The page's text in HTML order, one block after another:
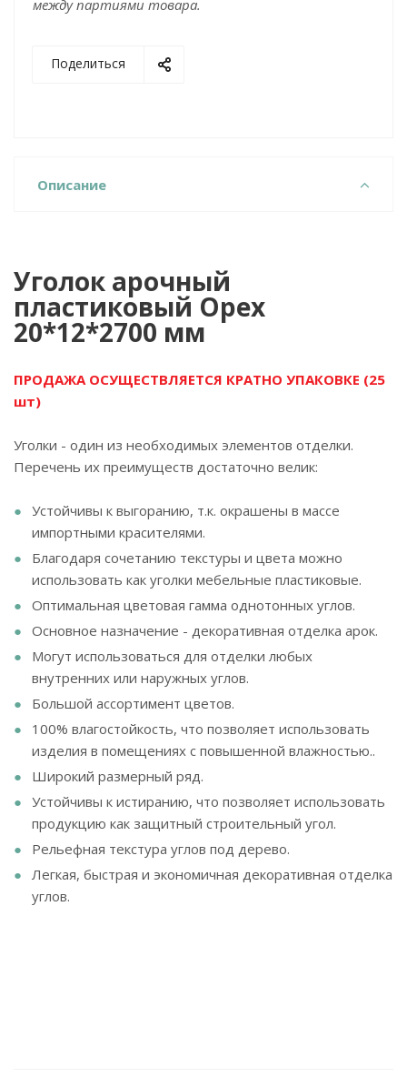
между партиями товара.
Поделиться
Описание
Уголок арочный
пластиковый Орех
20*12*2700 мм
ПРОДАЖА ОСУЩЕСТВЛЯЕТСЯ КРАТНО УПАКОВКЕ (25
шт)
Уголки - один из необходимых элементов отделки.
Перечень их преимуществ достаточно велик:
Устойчивы к выгоранию, т.к. окрашены в массе
импортными красителями.
Благодаря сочетанию текстуры и цвета можно
использовать как уголки мебельные пластиковые.
Оптимальная цветовая гамма однотонных углов.
Основное назначение - декоративная отделка арок.
Могут использоваться для отделки любых
внутренних или наружных углов.
Большой ассортимент цветов.
100% влагостойкость, что позволяет использовать
изделия в помещениях с повышенной влажностью..
Широкий размерный ряд.
Устойчивы к истиранию, что позволяет использовать
продукцию как защитный строительный угол.
Рельефная текстура углов под дерево.
Легкая, быстрая и экономичная декоративная отделка
углов.